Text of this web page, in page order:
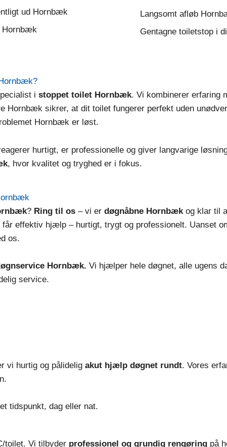
ud Hornbæk
Hornbæk
Langsomt afløb
Gentagne toiletstop i
i stoppet toilet Hornbæk. Vi kombinerer erfaring
Hornbæk sikrer, at dit toilet fungerer perfekt uden
Hornbæk er løst.
hurtigt, er professionelle og giver langvarige
, hvor kvalitet og tryghed er i fokus.
? Ring til os – vi er døgnåbne Hornbæk og klar til
effektiv hjælp – hurtigt, trygt og professionelt. Uanset
os.
Hornbæk. Vi hjælper hele døgnet, alle ugens
service.
vi hurtig og pålidelig akut hjælp døgnet rundt. Vores
tidspunkt, dag eller nat.
toilet. Vi tilbyder professionel og grundig rengøring på